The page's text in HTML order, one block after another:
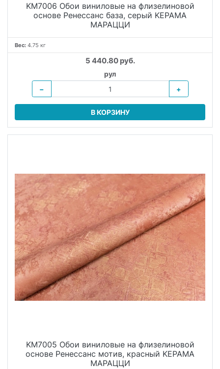
KM7006 Обои виниловые на флизелиновой
основе Ренессанс база, серый KЕРАМА
МАРАЦЦИ
Вес: 4.75 кг
5 440.80 руб.
рул
−
+
В КОРЗИНУ
KM7005 Обои виниловые на флизелиновой
основе Ренессанс мотив, красный KЕРАМА
МАРАЦЦИ